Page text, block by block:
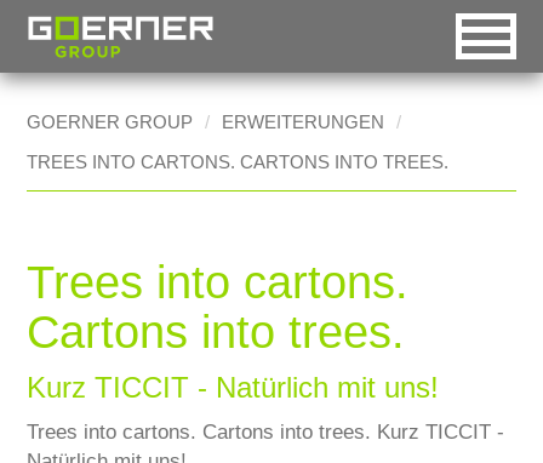
Startseite [0]
Suchfunktion [5]
Automatische Auswahl
Handheld-Version
Druck-Version
Goerner Group
Goerner Formpack
DE EN RO
HISTORY
MÄRKTE
Technische Industrie
Lebensmittelindustrie
GOERNER GROUP
ERWEITERUNGEN
TREES INTO CARTONS. CARTONS INTO TREES.
Trees into cartons.
Cartons into trees.
Kurz TICCIT - Natürlich mit uns!
Trees into cartons. Cartons into trees. Kurz TICCIT -